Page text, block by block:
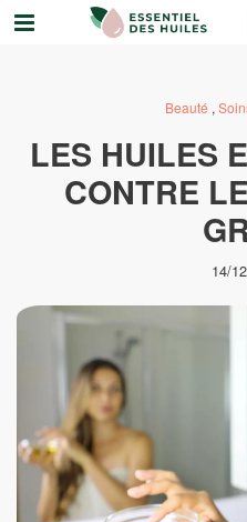
Beauté ,
LES HUILES
CONTRE
14/